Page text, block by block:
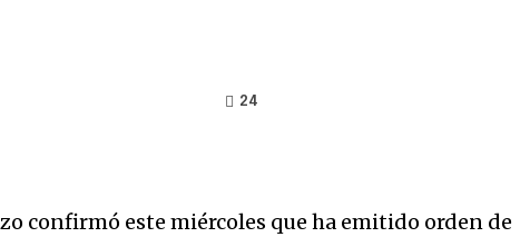
24
confirmó este miércoles que ha emitido orden de